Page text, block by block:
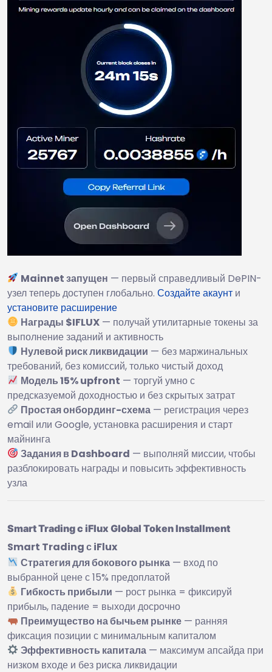
Mainnet запущен — первый справедливый DePIN-
узел теперь доступен глобально. Создайте акаунт и
установите расширение
Награды $IFLUX — получай утилитарные токены за
выполнение заданий и активность
Нулевой риск ликвидации — без маржинальных
требований, без комиссий, только чистый доход
Модель 15% upfront — торгуй умно с
предсказуемой доходностью и без скрытых затрат
Простая онбординг-схема — регистрация через
email или Google, установка расширения и старт
майнинга
Задания в Dashboard — выполняй миссии, чтобы
разблокировать награды и повысить эффективность
узла
Smart Trading с iFlux Global Token Installment
Smart Trading с iFlux
Стратегия для бокового рынка — вход по
выбранной цене с 15% предоплатой
Гибкость прибыли — рост рынка = фиксируй
прибыль, падение = выходи досрочно
Преимущество на бычьем рынке — ранняя
фиксация позиции с минимальным капиталом
Эффективность капитала — максимум апсайда при
низком входе и без риска ликвидации